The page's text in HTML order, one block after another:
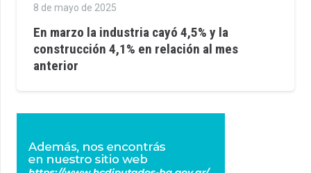
8 de mayo de 2025
En marzo la industria cayó 4,5% y la
construcción 4,1% en relación al mes
anterior